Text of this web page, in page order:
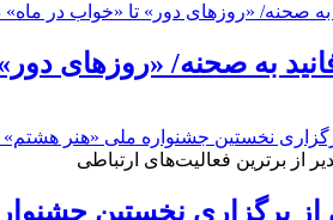
به صحنه/ «روزهای
از برترین فعالیت‌های ارتباطی
از برگزاری نخستین